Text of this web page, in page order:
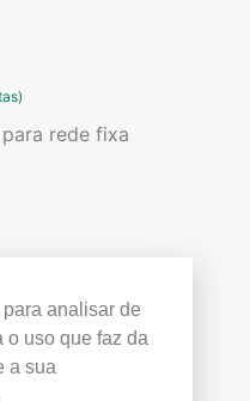
analisar de
o uso que faz da
a sua
rede fixa
assunto relacionado
adversas)
rede fixa